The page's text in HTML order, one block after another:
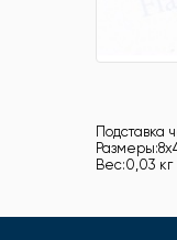
Подставка